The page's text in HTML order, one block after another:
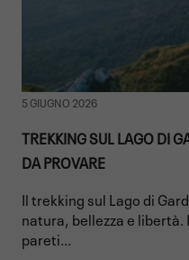
5 GIUGNO 2026
TREKKING SUL LAGO DI
DA PROVARE
Il trekking sul Lago di
natura, bellezza e
pareti...